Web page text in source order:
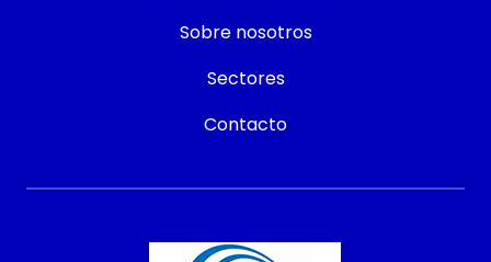
Sobre nosotros
Sectores
Contacto